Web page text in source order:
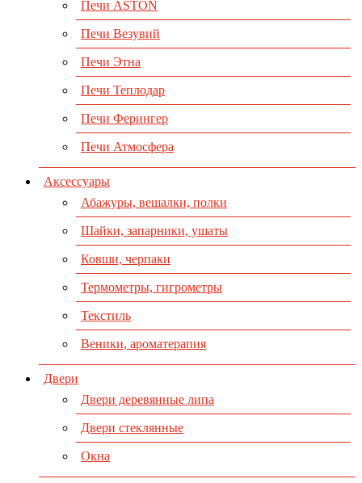
Печи ASTON
Печи Везувий
Печи Этна
Печи Теплодар
Печи Ферингер
Печи Атмосфера
Аксессуары
Абажуры, вешалки, полки
Шайки, запарники, ушаты
Ковши, черпаки
Термометры, гигрометры
Текстиль
Веники, ароматерапия
Двери
Двери деревянные липа
Двери стеклянные
Окна